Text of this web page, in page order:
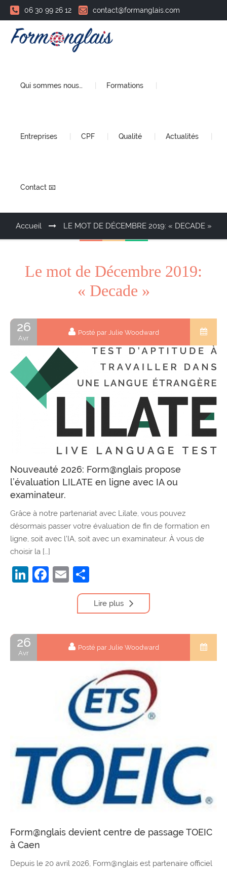
06 30 99 26 12 contact@formanglais.com
Qui sommes nous… Formations
Entreprises CPF Qualité Actualités
Contact 📧
Accueil LE MOT DE DÉCEMBRE 2019: « DECADE »
Le mot de Décembre 2019:
« Decade »
26
Avr
Posté par Julie Woodward
Nouveauté 2026: Form@nglais propose
l’évaluation LILATE en ligne avec IA ou
examinateur.
Grâce à notre partenariat avec Lilate, vous pouvez
désormais passer votre évaluation de fin de formation en
ligne, soit avec l’IA, soit avec un examinateur. À vous de
choisir la […]
LinkedIn
Facebook
Email
Lire plus
26
Avr
Posté par Julie Woodward
Form@nglais devient centre de passage TOEIC
à Caen
Depuis le 20 avril 2026, Form@nglais est partenaire officiel